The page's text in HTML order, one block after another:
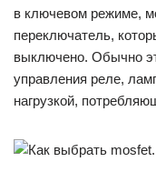
в ключевом режиме,
переключатель,
выключено. Обычно
управления реле,
нагрузкой,